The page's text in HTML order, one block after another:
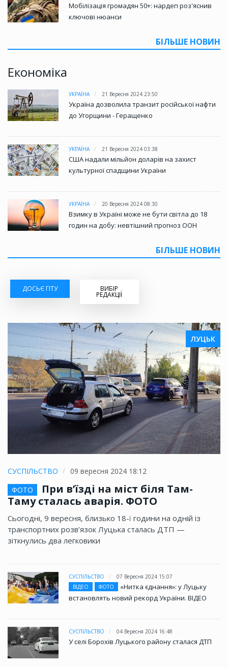
Мобілізація громадян 50+: нардеп роз'яснив
ключові нюанси
БІЛЬШЕ НОВИН
Економіка
УКРАЇНА 21 Вересня 2024 23:50
Україна дозволила транзит російської нафти
до Угорщини - Геращенко
УКРАЇНА 21 Вересня 2024 03:38
США надали мільйон доларів на захист
культурної спадщини України
УКРАЇНА 20 Вересня 2024 08:30
Взимку в Україні може не бути світла до 18
годин на добу: невтішний прогноз ООН
БІЛЬШЕ НОВИН
ДОСЬЄ ГІТУ ВИБІР
РЕДАКЦІЇ
ЛУЦЬК
СУСПІЛЬСТВО
09 вересня 2024 18:12
ФОТО
При в’їзді на міст біля Там-
Таму сталась аварія. ФОТО
Сьогодні, 9 вересня, близько 18-ї години на одній із
транспортних розв’язок Луцька сталась ДТП —
зіткнулись два легковики
СУСПІЛЬСТВО
07 Вересня 2024 15:07
ВІДЕО
ФОТО
«Нитка єднання»: у Луцьку
встановлять новий рекорд України. ВІДЕО
СУСПІЛЬСТВО 04 Вересня 2024 16:48
У селі Борохів Луцького району сталася ДТП